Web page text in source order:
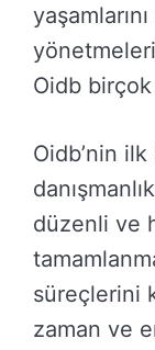
Oidb
Oidb’nin
düzenli ve
süreçlerini
zaman ve